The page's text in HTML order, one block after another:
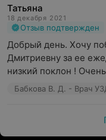
Татьяна
18 декабря 2021
Отзыв подтвержден
Добрый день. Хочу
Дмитриевну за ее
низкий поклон !
Бабкова В. Д. - Врач